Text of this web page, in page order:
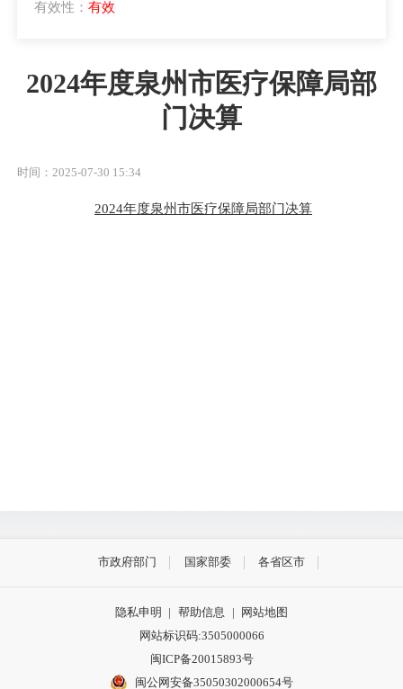
有效性： 有效
2024年度泉州市医疗保障局部
门决算
时间：2025-07-30 15:34
2024年度泉州市医疗保障局部门决算
市政府部门 国家部委 各省区市
隐私申明 | 帮助信息 |
网站地图
网站标识码:3505000066
闽ICP备20015893号
闽公网安备35050302000654号